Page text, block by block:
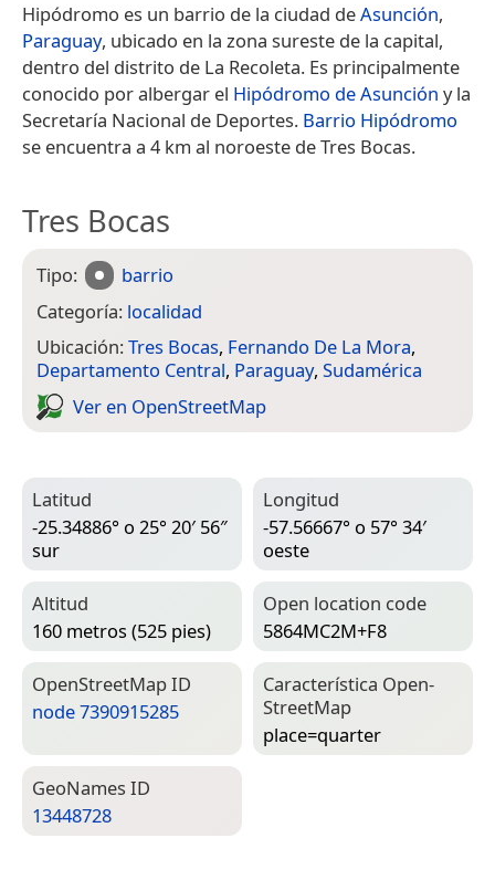
Hipódromo es un barrio de la ciudad deAsunción,
Paraguay, ubicado en la zona sureste de la capital,
dentro del distrito de La Recoleta. Es principalmente
conocido por albergar el Hipódromo de Asunción y la
Secretaría Nacional de Deportes. Barrio Hipódromo
se encuentra a 4 km al noroeste de Tres Bocas.
Tres Bocas
Tipo:
barrio
Categoría: localidad
Ubicación:Tres Bocas, Fernando De La Mora,
Departamento Central, Paraguay, Sudamérica
Ver en Open­Street­Map
Latitud
-25.34886° o 25° 20′ 56″
sur
Longitud
-57.56667° o 57° 34′
oeste
Altitud
160 metros (525 pies)
Open location code
5864MC2M+F8
Open­Street­Map ID
node 7390915285
Característica Open­
Street­Map
place=­quarter
Geo­Names ID
13448728